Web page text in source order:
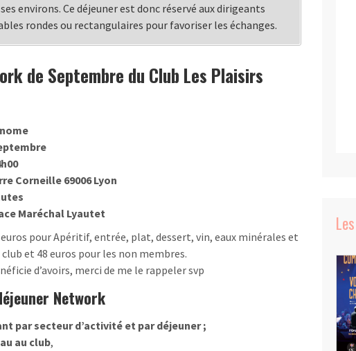
environs. Ce déjeuner est donc réservé aux dirigeants
rondes ou rectangulaires pour favoriser les échanges.
de Septembre du Club Les Plaisirs
Corneille 69006 Lyon
Maréchal Lyautet
pour Apéritif, entrée, plat, dessert, vin, eaux minérales et
et 48 euros pour les non membres.
d’avoirs, merci de me le rappeler svp
Network
par secteur d’activité et par déjeuner ;
au club,